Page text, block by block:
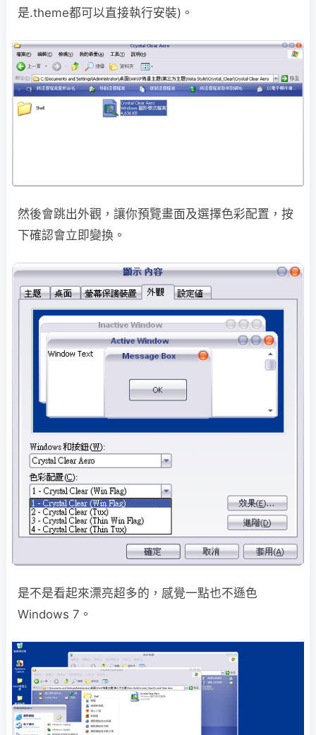
是.theme都可以直接執行安裝)。
然後會跳出外觀，讓你預覽畫面及選擇色彩配置，按
下確認會立即變換。
是不是看起來漂亮超多的，感覺一點也不遜色
Windows 7。